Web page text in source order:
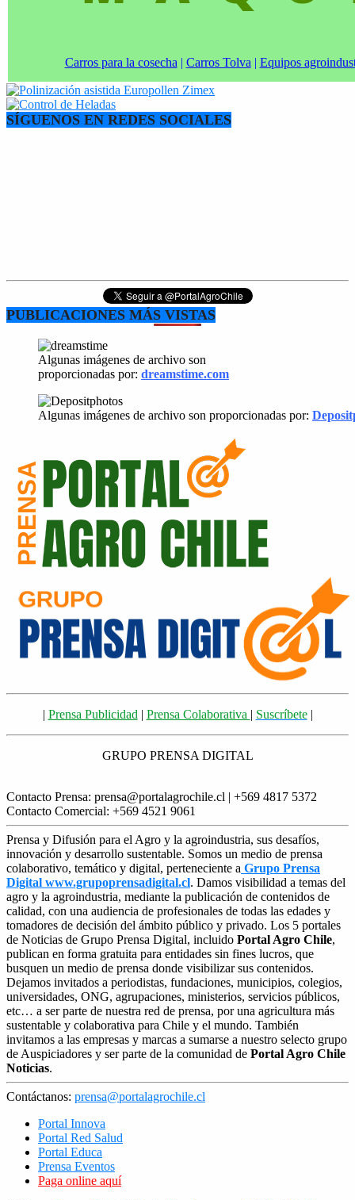
Carros para la cosecha | Carros Tolva | Equipos
SÍGUENOS EN REDES SOCIALES
PUBLICACIONES MÁS VISTAS
Algunas imágenes de archivo son
proporcionadas por: dreamstime.com
Algunas imágenes de archivo son proporcionadas por:
| Prensa Publicidad| Prensa Colaborativa | Suscríbete|
GRUPO PRENSA DIGITAL
Contacto Prensa: prensa@portalagrochile.cl | +569 4817 5372
Contacto Comercial: +569 4521 9061
Prensa y Difusión para el Agro y la agroindustria, sus desafíos,
innovación y desarrollo sustentable. Somos un medio de prensa
colaborativo, temático y digital, perteneciente a Grupo Prensa
Digital www.grupoprensadigital.cl. Damos visibilidad a temas del
agro y la agroindustria, mediante la publicación de contenidos de
calidad, con una audiencia de profesionales de todas las edades y
tomadores de decisión del ámbito público y privado. Los 5 portales
de Noticias de Grupo Prensa Digital, incluido Portal Agro Chile,
publican en forma gratuita para entidades sin fines lucros, que
busquen un medio de prensa donde visibilizar sus contenidos.
Dejamos invitados a periodistas, fundaciones, municipios, colegios,
universidades, ONG, agrupaciones, ministerios, servicios públicos,
etc… a ser parte de nuestra red de prensa, por una agricultura más
sustentable y colaborativa para Chile y el mundo. También
invitamos a las empresas y marcas a sumarse a nuestro selecto grupo
de Auspiciadores y ser parte de la comunidad de Portal Agro Chile
Noticias.
Contáctanos: prensa@portalagrochile.cl
Portal Innova
Portal Red Salud
Portal Educa
Prensa Eventos
Paga online aquí